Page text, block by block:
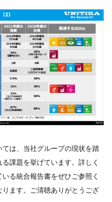
は、当社グループの現状を踏
課題を挙げています。詳しく
る統合報告書をぜひご参照く
ます。ご清聴ありがとうござ